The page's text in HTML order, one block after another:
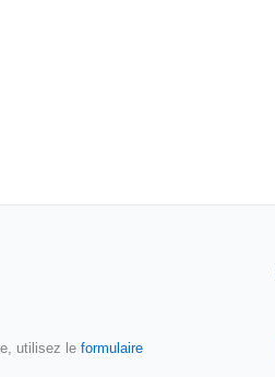
utilisez le formulaire